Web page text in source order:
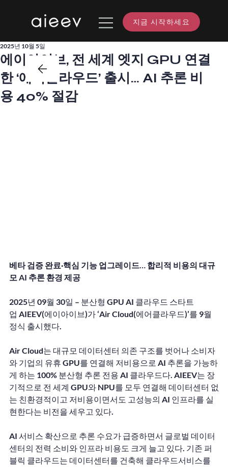
지금 시작하세요
에이아이브, 전 세계 엣지 GPU 연결
한 ‘에어클라우드’ 출시… AI 추론 비
용 40% 절감
2025년 10월 5일
베타 검증 완료·핵심 기능 업그레이드… 합리적 비용의 대규
모 AI 추론 환경 제공
2025년 09월 30일 – 분산형 GPU AI 클라우드 스타트
업 AIEEV(에이아이브)가 ‘Air Cloud(에어클라우드)’를 9월
정식 출시했다.
Air Cloud는 대규모 데이터센터 의존 구조를 벗어나 소비자
와 기업의 유휴 GPU를 연결해 저비용으로 AI 추론을 가능하
게 하는 100% 분산형 추론 전용 AI 클라우드다. AIEEV는 장
기적으로 전 세계 GPU와 NPU를 모두 연결해 데이터센터 없
는 친환경적이고 저비용이면서도 고성능의 AI 인프라를 실
현한다는 비전을 세우고 있다.
AI 서비스 확산으로 추론 수요가 급증하면서 글로벌 데이터
센터의 전력 소비와 인프라 비용도 크게 늘고 있다. 기존 퍼
블릭 클라우드는 데이터센터를 건축해 클라우드서비스를